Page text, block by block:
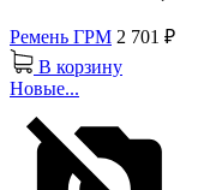
Ремень ГРМ 2 701 ₽
В корзину
Новые...